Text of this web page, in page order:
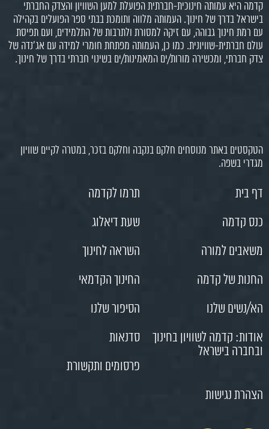
קדמה היא עמותה חינוכית-חברתית הפועלת למען השוויון והצדק החברתי
בישראל בדרך של חינוך. העמותה מלווה ותומכת בבתי ספר הפועלים בקהילה
עם רמת חינוך גבוהה, עם זיקה למסורת ולתרבות של התלמידים, ועם תפיסת
עולם חברתית-שוויונית. כמו כן, העמותה מפתחת חומרי למידה עם אג'נדה של
צדק חברתי, ומכשירה מורות/ים המאמינות/ים בשינוי חברתי בדרך של חינוך.
הטקסטים באתר מנוסחים חלקם בנקבה וחלקם בזכר, במטרה לקיים שוויון
מגדרי בשפה.
דף בית
תרמו לקדמה
כנס קדמה
שעת דיאלוג
משאבים למורה
השראה לחינוך
החנות של קדמה
החינוך הקדמאי
הא/נשים שלנו
הסיפור שלנו
אודות: קדמה לשוויון בחינוך
ובחברה בישראל
סדנאות
פרסומים ותקשורת
הצהרת נגישות